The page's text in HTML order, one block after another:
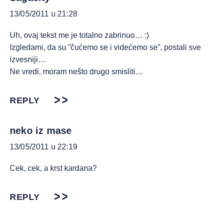
13/05/2011 u 21:28
Uh, ovaj tekst me je totalno zabrinuo… :)
Izgledami, da su ”čućemo se i videćemo se”, postali sve
izvesniji…
Ne vredi, moram nešto drugo smisliti…
REPLY
neko iz mase
13/05/2011 u 22:19
Cek, cek, a krst kardana?
REPLY